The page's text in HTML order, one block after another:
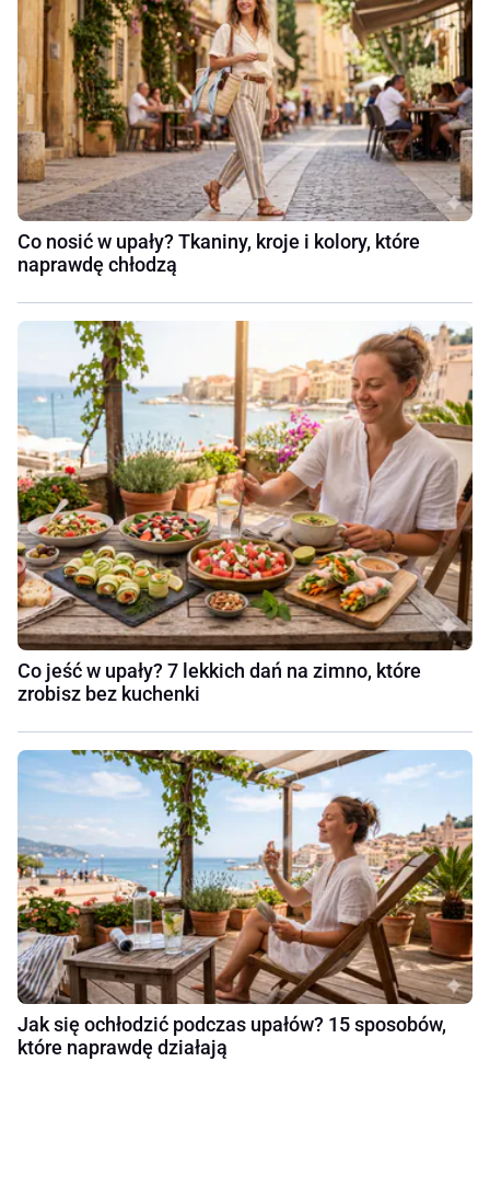
Co nosić w upały? Tkaniny, kroje i kolory, które
naprawdę chłodzą
Co jeść w upały? 7 lekkich dań na zimno, które
zrobisz bez kuchenki
Jak się ochłodzić podczas upałów? 15 sposobów,
które naprawdę działają